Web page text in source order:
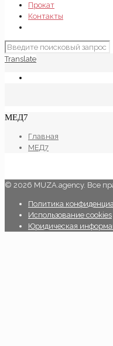
Прокат
Контакты
Translate
МЕД7
Главная
МЕД7
© 2026 MUZA.agency. Все
Политика
Использование cookies
Юридическая